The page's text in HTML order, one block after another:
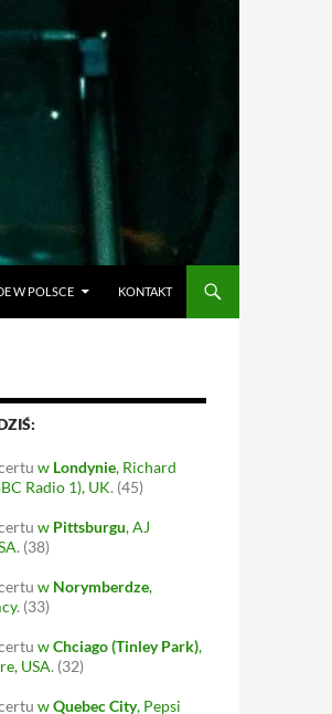
W POLSCE KONTAKT
w Londynie, Richard
Radio 1), UK. (45)
w Pittsburgu, AJ
. (38)
w Norymberdze,
. (33)
wChciago (Tinley Park),
USA. (32)
wQuebec City, Pepsi